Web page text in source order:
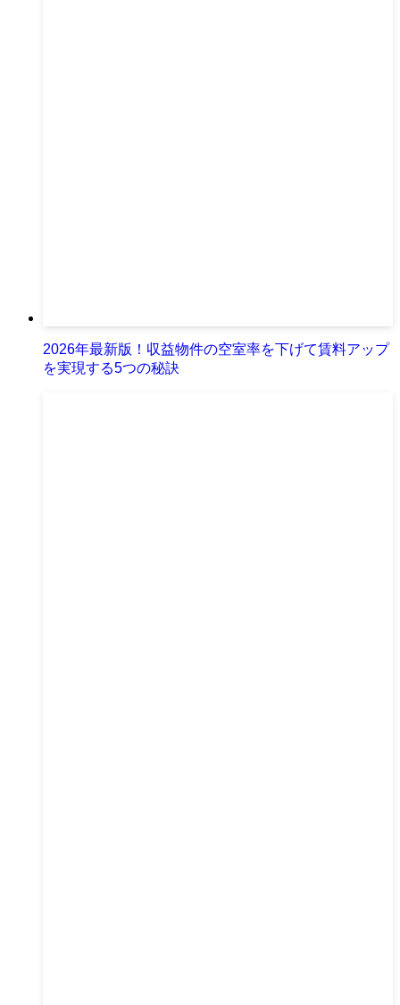
2026年最新版！収益物件の空室率を下げて賃料アップ
を実現する5つの秘訣